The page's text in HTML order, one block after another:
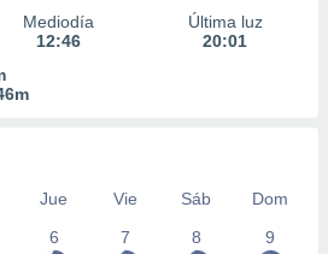
Mediodía
12:46
Última luz
20:01
Jue Vie Sáb
Dom
6
7 8 9